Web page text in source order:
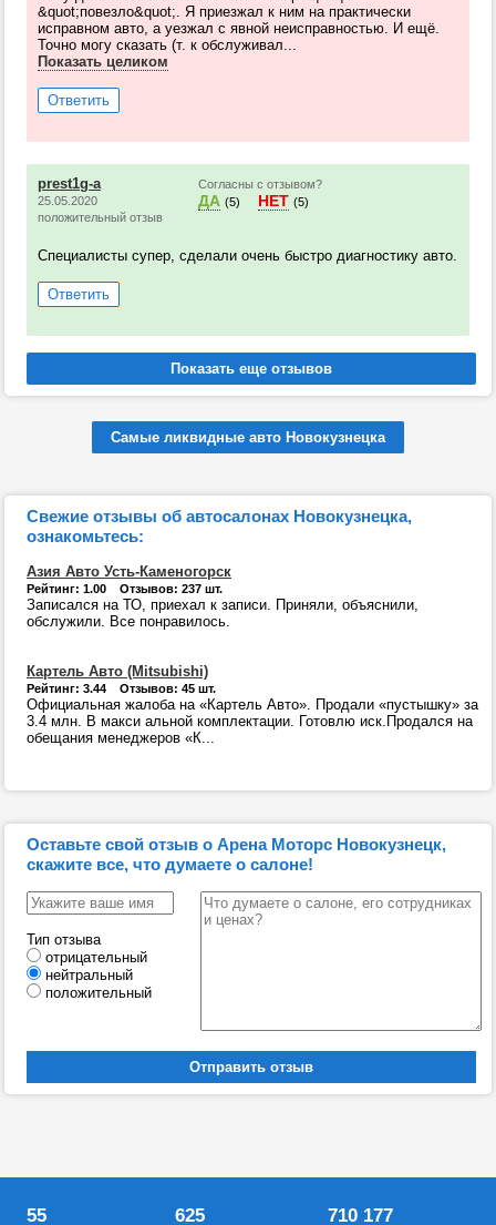
&quot;повезло&quot;. Я приезжал к ним на практически
исправном авто, а уезжал с явной неисправностью. И ещё.
Точно могу сказать (т. к обслуживал...
Показать целиком
Ответить
prest1g-a
25.05.2020
положительный отзыв
Согласны с отзывом?
ДА (5) НЕТ (5)
Специалисты супер, сделали очень быстро диагностику авто.
Ответить
Самые ликвидные авто Новокузнецка
Свежие отзывы об автосалонах Новокузнецка,
ознакомьтесь:
Азия Авто Усть-Каменогорск
Рейтинг: 1.00 Отзывов: 237 шт.
Записался на ТО, приехал к записи. Приняли, объяснили,
обслужили. Все понравилось.
Картель Авто (Mitsubishi)
Рейтинг: 3.44 Отзывов: 45 шт.
Официальная жалоба на «Картель Авто». Продали «пустышку» за
3.4 млн. В макси альной комплектации. Готовлю иск.Продался на
обещания менеджеров «К...
Оставьте свой отзыв о Арена Моторс Новокузнецк,
скажите все, что думаете о салоне!
Тип отзыва
отрицательный
нейтральный
положительный
55 625 710 177